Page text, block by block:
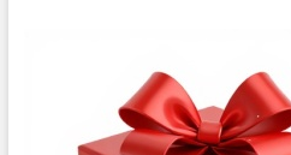
е
т
у
ф